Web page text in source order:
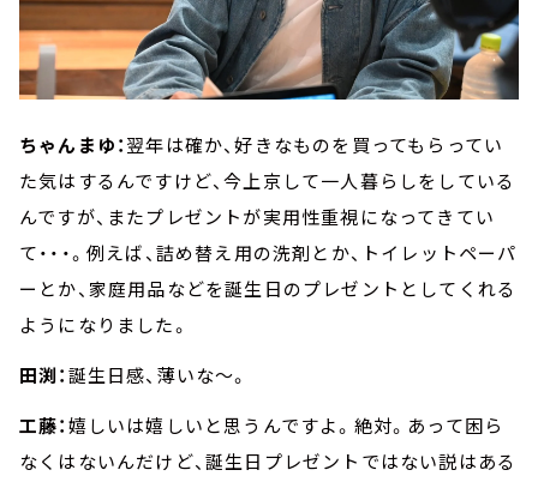
ちゃんまゆ：翌年は確か、好きなものを買ってもらってい
た気はするんですけど、今上京して一人暮らしをしている
んですが、またプレゼントが実用性重視になってきてい
て・・・。例えば、詰め替え用の洗剤とか、トイレットペーパ
ーとか、家庭用品などを誕生日のプレゼントとしてくれる
ようになりました。
田渕：誕生日感、薄いな～。
工藤：嬉しいは嬉しいと思うんですよ。絶対。あって困ら
なくはないんだけど、誕生日プレゼントではない説はある